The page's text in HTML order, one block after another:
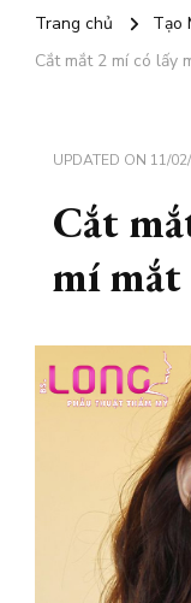
Trang chủ
Tạo
Cắt mắt 2 mí có lấy
UPDATED ON 11/
Cắt
mí mắt